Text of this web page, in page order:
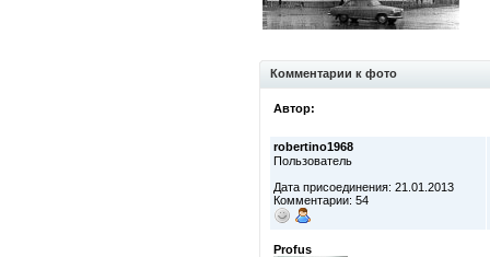
Комментарии к фото
Автор:
robertino1968
Пользователь
Дата присоединения: 21.01.2013
Комментарии: 54
Profus